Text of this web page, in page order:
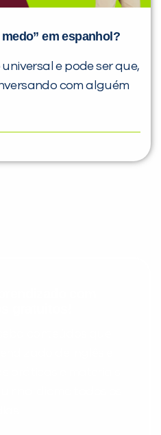
em espanhol?
e pode ser que,
com alguém